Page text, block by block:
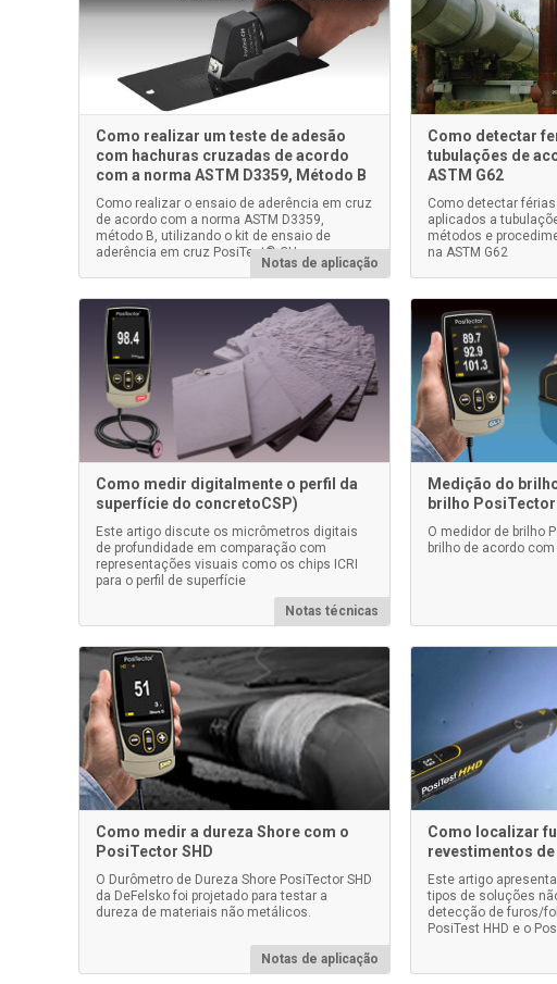
Como realizar um teste de adesão
com hachuras cruzadas de acordo
com a norma ASTM D3359, Método B
Como realizar o ensaio de aderência em cruz
de acordo com a norma ASTM D3359,
método B, utilizando o kit de ensaio de
aderência em cruz PosiTest® CH
Notas de aplicação
Como detectar
tubulações de
ASTM G62
Como detectar
aplicados a
métodos e
na ASTM G62
Como medir digitalmente o perfil da
superfície do concretoCSP)
Este artigo discute os micrômetros digitais
de profundidade em comparação com
representações visuais como os chips ICRI
para o perfil de superfície
Notas técnicas
Medição do
brilho PosiTector
O medidor de brilho
brilho de acordo com
Como medir a dureza Shore com o
PosiTector SHD
O Durômetro de Dureza Shore PosiTector SHD
da DeFelsko foi projetado para testar a
dureza de materiais não metálicos.
Notas de aplicação
Como localizar
revestimentos
Este artigo
tipos de soluções
detecção de furos/
PosiTest HHD e o